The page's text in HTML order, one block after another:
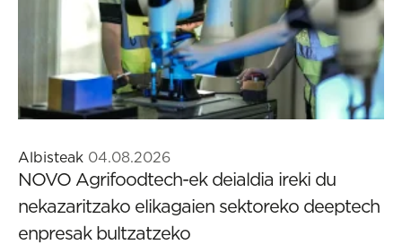
Albisteak 04.08.2026
NOVO Agrifoodtech-ek deialdia ireki du
nekazaritzako elikagaien sektoreko deeptech
enpresak bultzatzeko